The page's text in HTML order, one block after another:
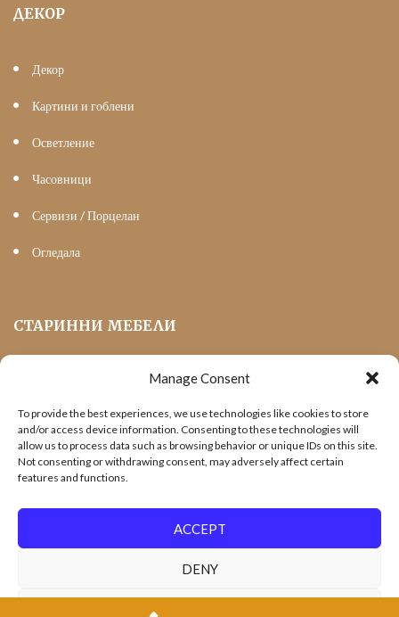
Manage Consent
To provide the best experiences, we use technologies like cookies to store
and/or access device information. Consenting to these technologies will
allow us to process data such as browsing behavior or unique IDs on this site.
Not consenting or withdrawing consent, may adversely affect certain
features and functions.
ACCEPT
DENY
VIEW PREFERENCES
ДЕКОР
Декор
Картини и гоблени
Осветление
Часовници
Сервизи / Порцелан
Огледала
СТАРИННИ МЕБЕЛИ
Трапезни маси и столове
Шкафове и витрини
AntiqueBoutique.bg | Aris 83 Ltd. - Уеб дизайн и